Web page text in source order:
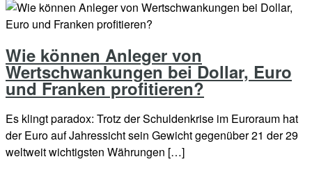
Wie können Anleger von
Wertschwankungen bei Dollar, Euro
und Franken profitieren?
Es klingt paradox: Trotz der Schuldenkrise im Euroraum hat
der Euro auf Jahressicht sein Gewicht gegenüber 21 der 29
weltweit wichtigsten Währungen […]